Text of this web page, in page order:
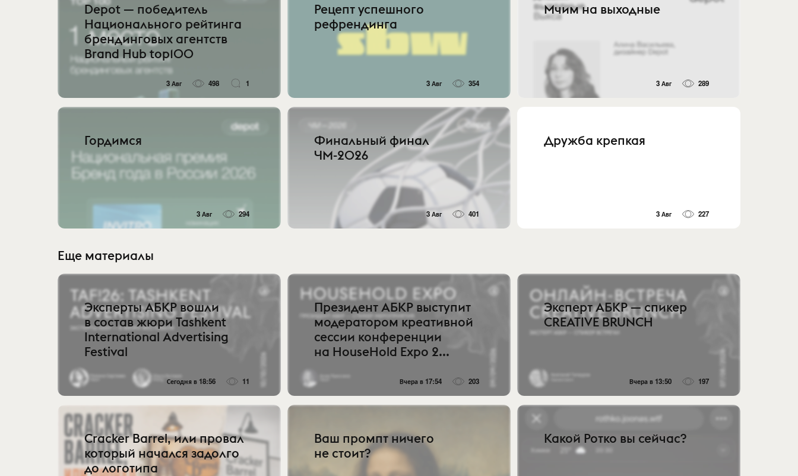
Depot — победитель
Национального рейтинга
брендинговых агентств
Brand Hub top100
3 Авг 498 1
Рецепт успешного
рефрендинга
3 Авг 354
Мчим на выходные
3 Авг 289
Гордимся
3 Авг 294
Финальный финал
ЧМ-2026
3 Авг 401
Дружба крепкая
3 Авг 227
Еще материалы
Эксперты АБКР вошли
в состав жюри Tashkent
International Advertising
Festival
Сегодня в 18:56 11
Президент АБКР выступит
модератором креативной
сессии конференции
на HouseHold Expo 2...
Вчера в 17:54 203
Эксперт АБКР — спикер
CREATIVE BRUNCH
Вчера в 13:50 197
Cracker Barrel, или провал
который начался задолго
до логотипа
Ваш промпт ничего
не стоит?
Какой Ротко вы сейчас?